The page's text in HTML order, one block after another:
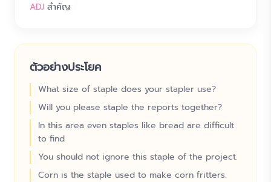
ADJ สำคัญ
ตัวอย่างประโยค
What size of staple does your stapler use?
Will you please staple the reports together?
In this area even staples like bread are difficult
to find
You should not ignore this staple of the project.
Corn is the staple used to make corn fritters.